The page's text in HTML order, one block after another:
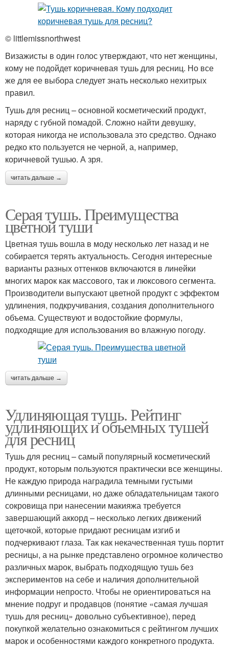
© littlemissnorthwest
Визажисты в один голос утверждают, что нет женщины,
кому не подойдет коричневая тушь для ресниц. Но все
же для ее выбора следует знать несколько нехитрых
правил.
Тушь для ресниц – основной косметический продукт,
наряду с губной помадой. Сложно найти девушку,
которая никогда не использовала это средство. Однако
редко кто пользуется не черной, а, например,
коричневой тушью. А зря.
читать дальше →
Серая тушь. Преимущества
цветной туши
Цветная тушь вошла в моду несколько лет назад и не
собирается терять актуальность. Сегодня интересные
варианты разных оттенков включаются в линейки
многих марок как массового, так и люксового сегмента.
Производители выпускают цветной продукт с эффектом
удлинения, подкручивания, создания дополнительного
объема. Существуют и водостойкие формулы,
подходящие для использования во влажную погоду.
читать дальше →
Удлиняющая тушь. Рейтинг
удлиняющих и объемных тушей
для ресниц
Тушь для ресниц – самый популярный косметический
продукт, которым пользуются практически все женщины.
Не каждую природа наградила темными густыми
длинными ресницами, но даже обладательницам такого
сокровища при нанесении макияжа требуется
завершающий аккорд – несколько легких движений
щеточкой, которые придают ресницам изгиб и
подчеркивают глаза. Так как некачественная тушь портит
ресницы, а на рынке представлено огромное количество
различных марок, выбрать подходящую тушь без
экспериментов на себе и наличия дополнительной
информации непросто. Чтобы не ориентироваться на
мнение подруг и продавцов (понятие «самая лучшая
тушь для ресниц» довольно субъективное), перед
покупкой желательно ознакомиться с рейтингом лучших
марок и особенностями каждого конкретного продукта.